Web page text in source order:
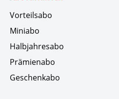
Vorteilsabo
Miniabo
Halbjahresabo
Prämienabo
Geschenkabo